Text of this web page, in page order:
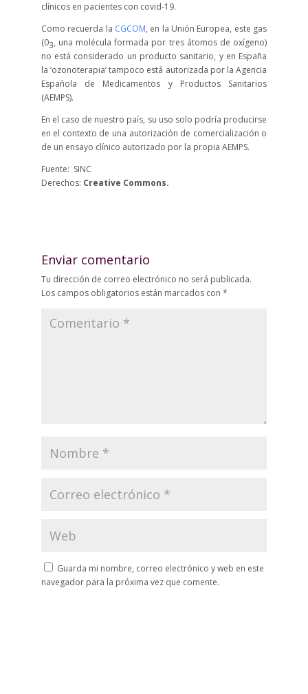
clínicos en pacientes con covid-19.
Como recuerda la CGCOM, en la Unión Europea, este gas
(03, una molécula formada por tres átomos de oxígeno)
no está considerado un producto sanitario, y en España
la ‘ozonoterapia’ tampoco está autorizada por la Agencia
Española de Medicamentos y Productos Sanitarios
(AEMPS).
En el caso de nuestro país, su uso solo podría producirse
en el contexto de una autorización de comercialización o
de un ensayo clínico autorizado por la propia AEMPS.
Fuente: SINC
Derechos: Creative Commons.
Enviar comentario
Tu dirección de correo electrónico no será publicada.
Los campos obligatorios están marcados con *
Guarda mi nombre, correo electrónico y web en este
navegador para la próxima vez que comente.